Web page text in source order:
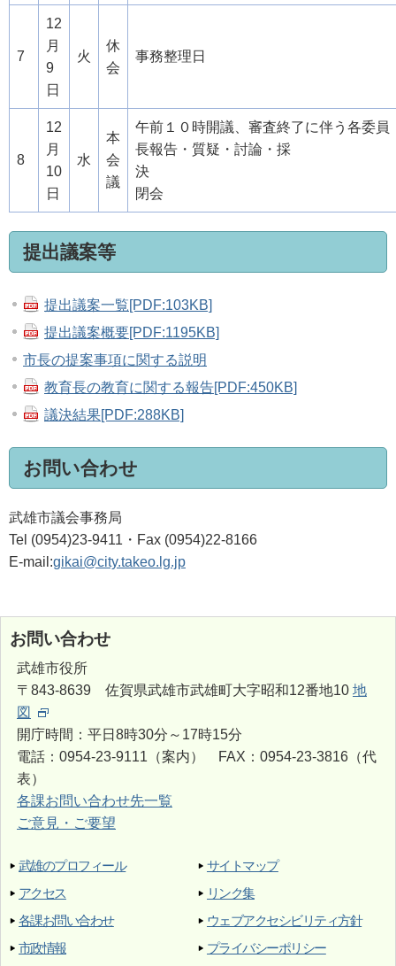
7
12
月
9
日
火
休
会
事務整理日
8
12
月
10
日
水
本
会
議
午前１０時開議、審査終了に伴う各委員
長報告・質疑・討論・採
決
閉会
提出議案等
提出議案一覧[PDF:103KB]
提出議案概要[PDF:1195KB]
市長の提案事項に関する説明
教育長の教育に関する報告[PDF:450KB]
議決結果[PDF:288KB]
お問い合わせ
武雄市議会事務局
Tel (0954)23-9411・Fax (0954)22-8166
E-mail:gikai@city.takeo.lg.jp
お問い合わせ
武雄市役所
〒843-8639 佐賀県武雄市武雄町大字昭和12番地10 地
図
開庁時間：平日8時30分～17時15分
電話：0954-23-9111（案内） FAX：0954-23-3816（代
表）
各課お問い合わせ先一覧
ご意見・ご要望
武雄のプロフィール
アクセス
各課お問い合わせ
市政情報
サイトマップ
リンク集
ウェブアクセシビリティ方針
プライバシーポリシー